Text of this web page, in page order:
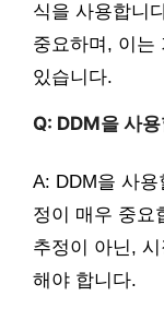
식을 사용합니
중요하며, 이는
있습니다.
Q: DDM을 사
A: DDM을 사
정이 매우 중요
추정이 아닌,
해야 합니다.